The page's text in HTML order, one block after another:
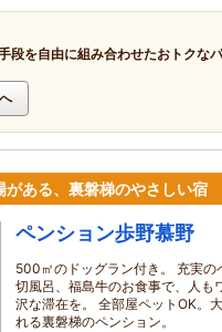
段を自由に組み合わせたおトクな
ある、裏磐梯のやさしい宿
ペンション歩野慕野
500㎡のドッグラン付き。 充実の
切風呂、福島牛のお食事で、人も
沢な滞在を。 全部屋ペットOK。
れる裏磐梯のペンション。